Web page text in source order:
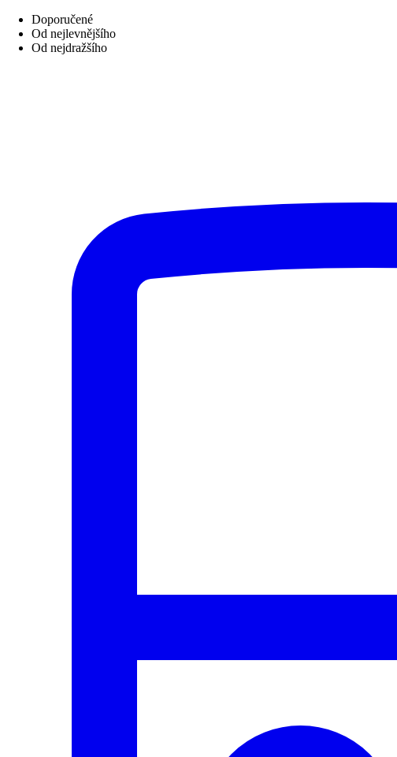
Doporučené
Od nejlevnějšího
Od nejdražšího